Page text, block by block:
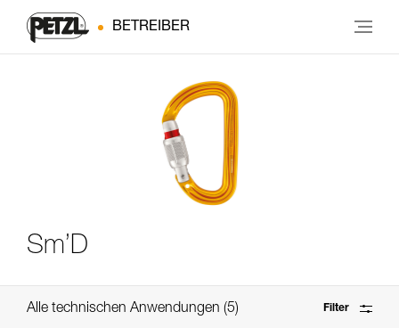
BETREIBER
Sm’D
Alle technischen Anwendungen 5 Filter